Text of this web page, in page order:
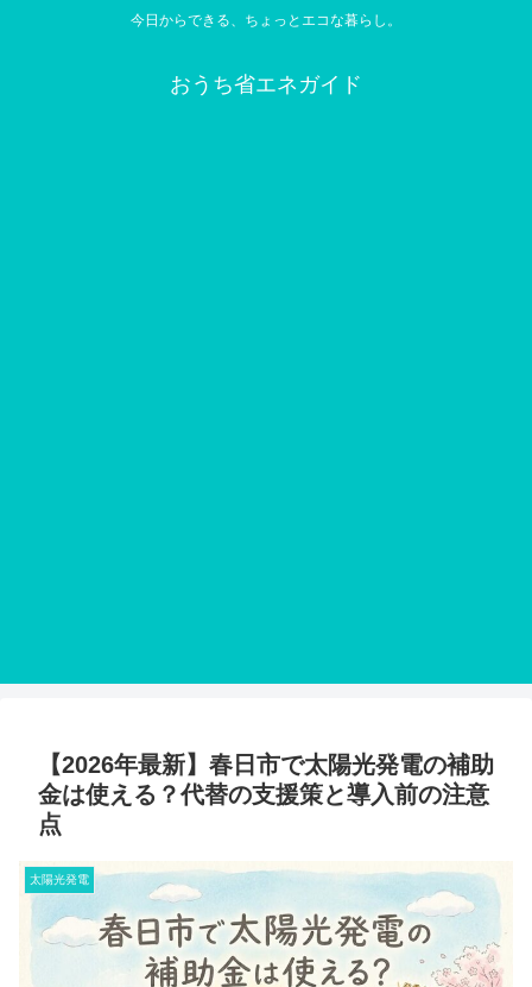
今日からできる、ちょっとエコな暮らし。
おうち省エネガイド
【2026年最新】春日市で太陽光発電の補助
金は使える？代替の支援策と導入前の注意
点
太陽光発電